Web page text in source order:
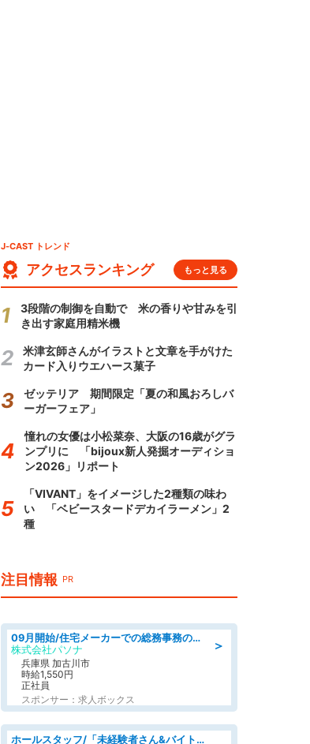
J-CAST トレンド
アクセスランキング もっと見る
3段階の制御を自動で 米の香りや甘みを引
き出す家庭用精米機
米津玄師さんがイラストと文章を手がけた
カード入りウエハース菓子
ゼッテリア 期間限定「夏の和風おろしバ
ーガーフェア」
憧れの女優は小松菜奈、大阪の16歳がグラ
ンプリに 「bijoux新人発掘オーディショ
ン2026」リポート
「VIVANT」をイメージした2種類の味わ
い 「ベビースタードデカイラーメン」2
種
注目情報 PR
＞
09月開始/住宅メーカーでの総務事務のお仕事/駅近/車通勤可/一般事務/人事労務
株式会社パソナ
兵庫県 加古川市
時給1,550円
正社員
スポンサー：求人ボックス
ホールスタッフ/「未経験者さん&バイトデビューも大歓迎」残業ほぼなし×1日3時間〜勤務OK!フォロー体制も充実/広島県/広島市南区